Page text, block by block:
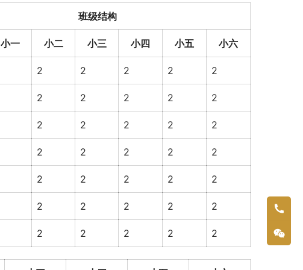
班级结构
小一 小二 小三 小四 小五 小六
2 2 2 2 2
2 2 2 2 2
2 2 2 2 2
2 2 2 2 2
2 2 2 2 2
2 2 2 2 2
2 2 2 2 2